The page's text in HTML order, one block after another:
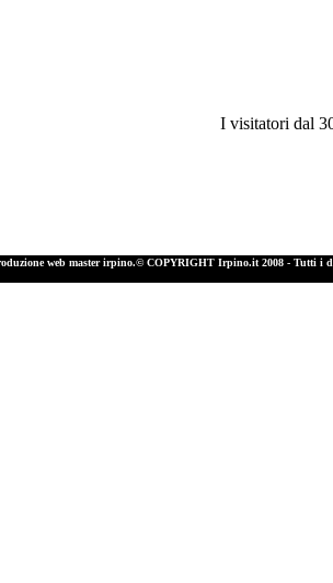
I visitatori dal 30/11/
web master irpino.© COPYRIGHT Irpino.it 2008 - Tutti i